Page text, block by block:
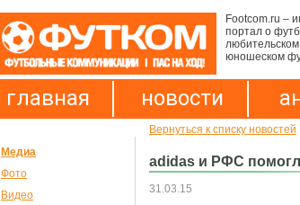
Footcom.ru –
портал о
юношеском
главная новости
Медиа
Фото
Видео
Вернуться к списку новостей
adidas и РФС
31.03.15